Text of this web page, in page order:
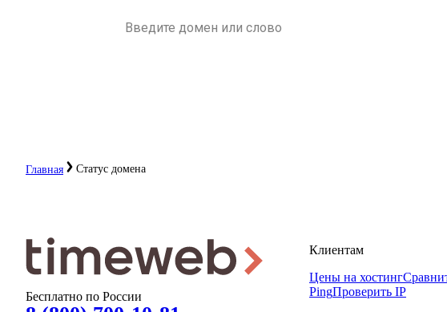
Главная Статус домена
Бесплатно по России
Клиентам
Цены на хостинг
PingПроверить IP